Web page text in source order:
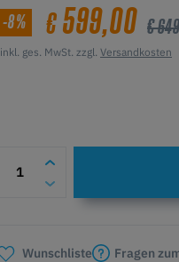
-8% €599,00 €
inkl. ges. MwSt. zzgl. Versandkosten
Wunschliste Fragen